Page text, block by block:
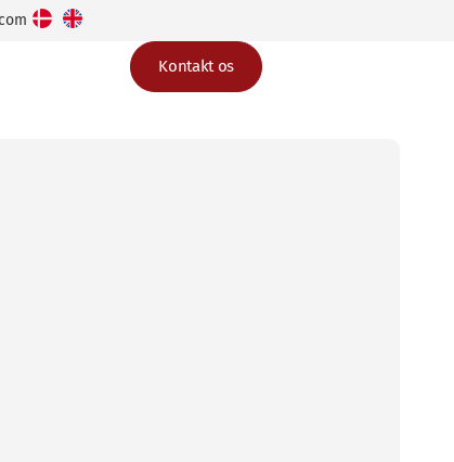
Kontakt os